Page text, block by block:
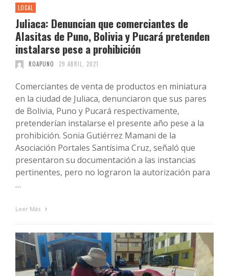
LOCAL
Juliaca: Denuncian que comerciantes de
Alasitas de Puno, Bolivia y Pucará pretenden
instalarse pese a prohibición
ROAPUNO 29 ABRIL, 2021
Comerciantes de venta de productos en miniatura
en la ciudad de Juliaca, denunciaron que sus pares
de Bolivia, Puno y Pucará respectivamente,
pretenderían instalarse el presente año pese a la
prohibición. Sonia Gutiérrez Mamani de la
Asociación Portales Santísima Cruz, señaló que
presentaron su documentación a las instancias
pertinentes, pero no lograron la autorización para
…
Leer Más